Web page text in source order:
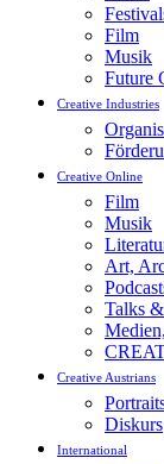
Film
Musik
Future
Creative Industries
Creative Online
Film
Musik
Art,
Talks
Creative Austrians
Diskurs
International